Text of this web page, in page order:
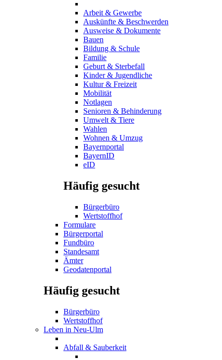
Arbeit & Gewerbe
Auskünfte & Beschwerden
Ausweise & Dokumente
Bauen
Bildung & Schule
Familie
Geburt & Sterbefall
Kinder & Jugendliche
Kultur & Freizeit
Mobilität
Notlagen
Senioren & Behinderung
Umwelt & Tiere
Wahlen
Wohnen & Umzug
Bayernportal
BayernID
eID
Häufig gesucht
Bürgerbüro
Wertstoffhof
Formulare
Bürgerportal
Fundbüro
Standesamt
Ämter
Geodatenportal
Häufig gesucht
Bürgerbüro
Wertstoffhof
Leben in Neu-Ulm
Abfall & Sauberkeit